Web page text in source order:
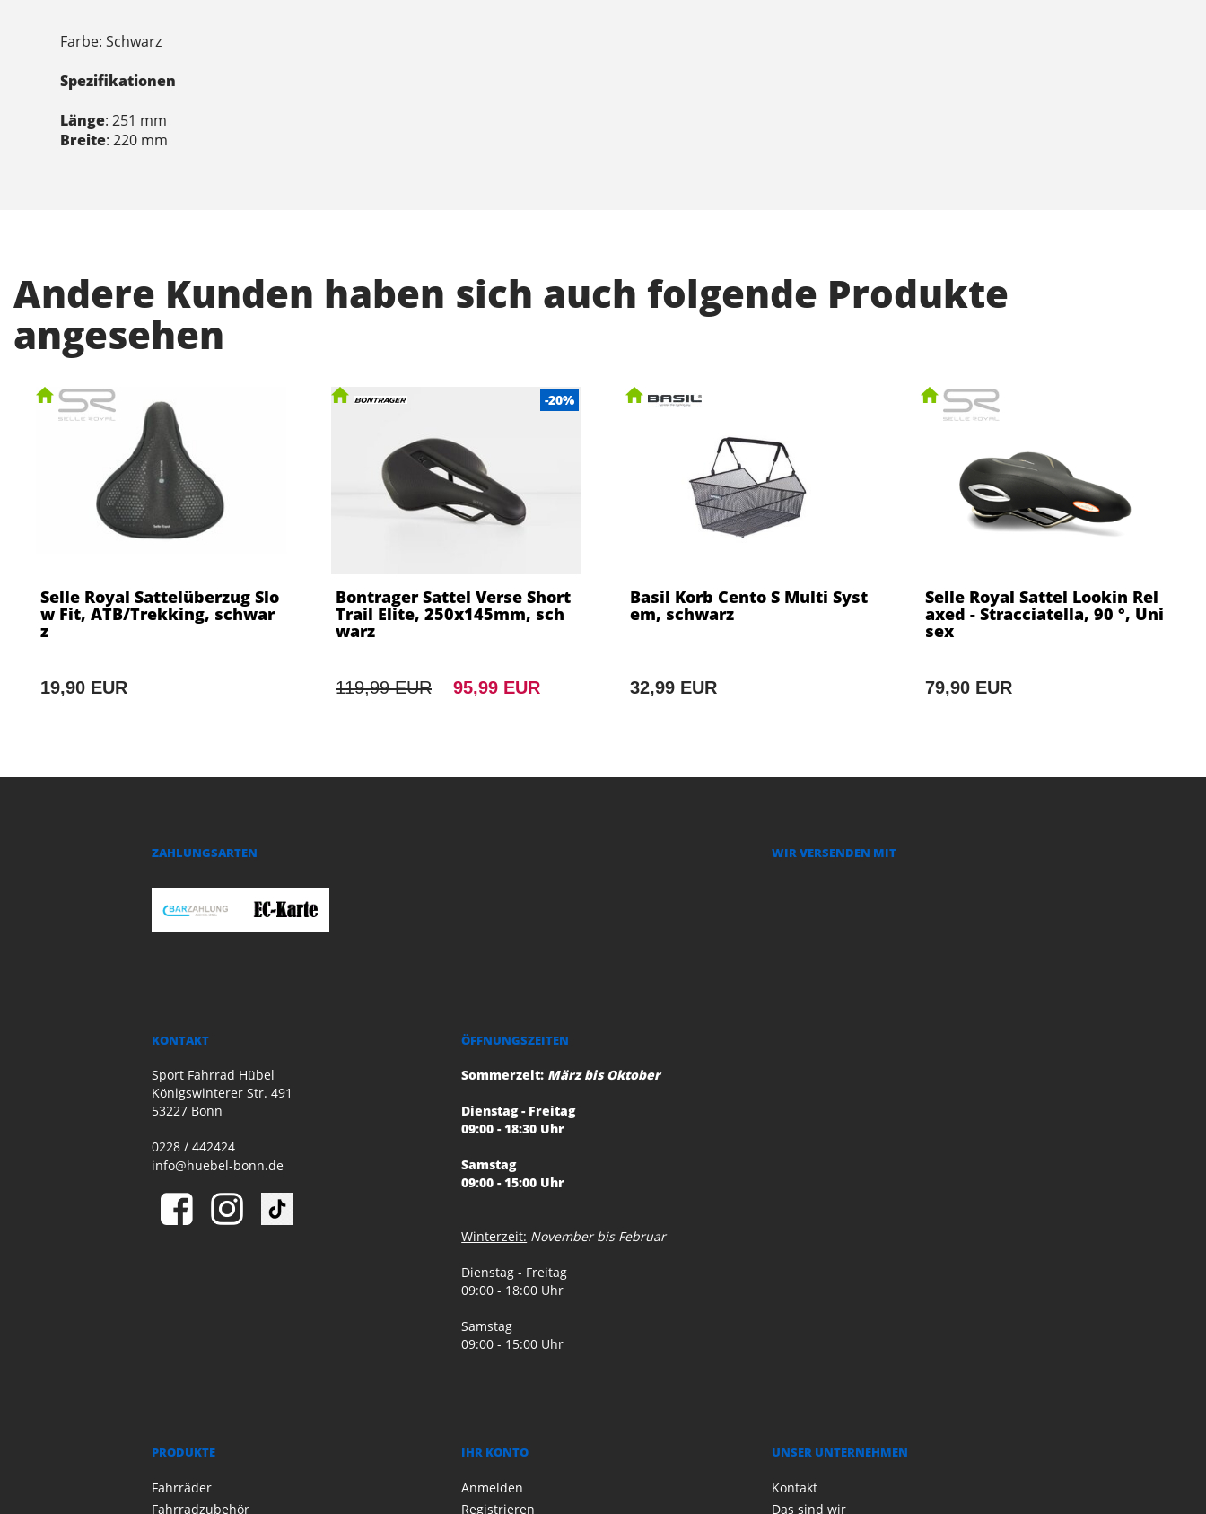
Farbe: Schwarz
Spezifikationen
Länge: 251 mm
Breite: 220 mm
Andere Kunden haben sich auch folgende Produkte
angesehen
Selle Royal Sattelüberzug Slo
w Fit, ATB/Trekking, schwar
z
19,90 EUR
-20%
Bontrager Sattel Verse Short
Trail Elite, 250x145mm, sch
warz
119,99 EUR 95,99 EUR
Basil Korb Cento S Multi Syst
em, schwarz
32,99 EUR
Selle Royal Sattel Lookin Rel
axed - Stracciatella, 90 °, Uni
sex
79,90 EUR
ZAHLUNGSARTEN WIR VERSENDEN MIT
KONTAKT
Sport Fahrrad Hübel
Königswinterer Str. 491
53227 Bonn
0228 / 442424
info@huebel-bonn.de
ÖFFNUNGSZEITEN
Sommerzeit: März bis Oktober
Dienstag - Freitag
09:00 - 18:30 Uhr
Samstag
09:00 - 15:00 Uhr
Winterzeit: November bis Februar
Dienstag - Freitag
09:00 - 18:00 Uhr
Samstag
09:00 - 15:00 Uhr
PRODUKTE
Fahrräder
Fahrradzubehör
IHR KONTO
Anmelden
Registrieren
UNSER UNTERNEHMEN
Kontakt
Das sind wir